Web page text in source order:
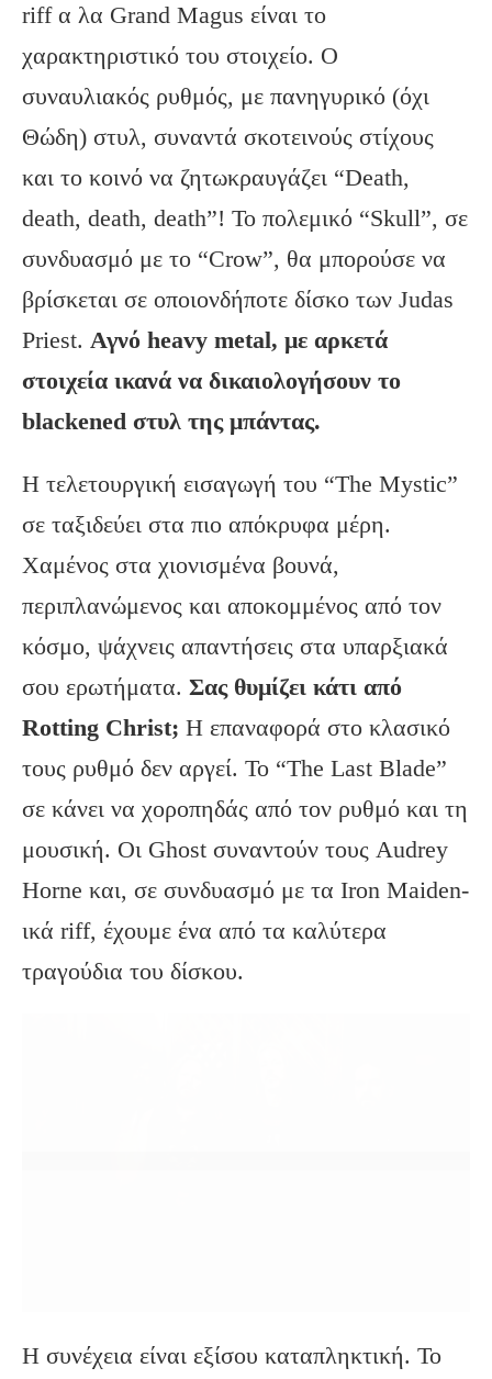
riff α λα Grand Magus είναι το
χαρακτηριστικό του στοιχείο. Ο
συναυλιακός ρυθμός, με πανηγυρικό (όχι
Θώδη) στυλ, συναντά σκοτεινούς στίχους
και το κοινό να ζητωκραυγάζει “Death,
death, death, death”! Το πολεμικό “Skull”, σε
συνδυασμό με το “Crow”, θα μπορούσε να
βρίσκεται σε οποιονδήποτε δίσκο των Judas
Priest. Αγνό heavy metal, με αρκετά
στοιχεία ικανά να δικαιολογήσουν το
blackened στυλ της μπάντας.
Η τελετουργική εισαγωγή του “The Mystic”
σε ταξιδεύει στα πιο απόκρυφα μέρη.
Χαμένος στα χιονισμένα βουνά,
περιπλανώμενος και αποκομμένος από τον
κόσμο, ψάχνεις απαντήσεις στα υπαρξιακά
σου ερωτήματα. Σας θυμίζει κάτι από
Rotting Christ; Η επαναφορά στο κλασικό
τους ρυθμό δεν αργεί. Το “The Last Blade”
σε κάνει να χοροπηδάς από τον ρυθμό και τη
μουσική. Οι Ghost συναντούν τους Audrey
Horne και, σε συνδυασμό με τα Iron Maiden-
ικά riff, έχουμε ένα από τα καλύτερα
τραγούδια του δίσκου.
Η συνέχεια είναι εξίσου καταπληκτική. Το